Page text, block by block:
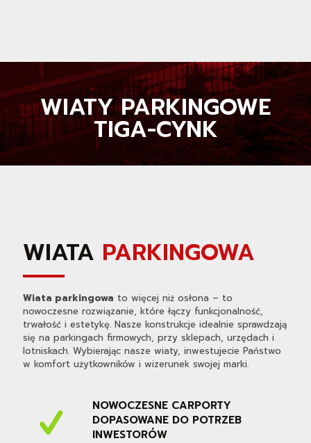
WIATY PARKINGOWE
TIGA-CYNK
WIATA PARKINGOWA
Wiata parkingowa to więcej niż osłona – to
nowoczesne rozwiązanie, które łączy funkcjonalność,
trwałość i estetykę. Nasze konstrukcje idealnie sprawdzają
się na parkingach firmowych, przy sklepach, urzędach i
lotniskach. Wybierając nasze wiaty, inwestujecie Państwo
w komfort użytkowników i wizerunek swojej marki.
NOWOCZESNE CARPORTY
DOPASOWANE DO POTRZEB
INWESTORÓW